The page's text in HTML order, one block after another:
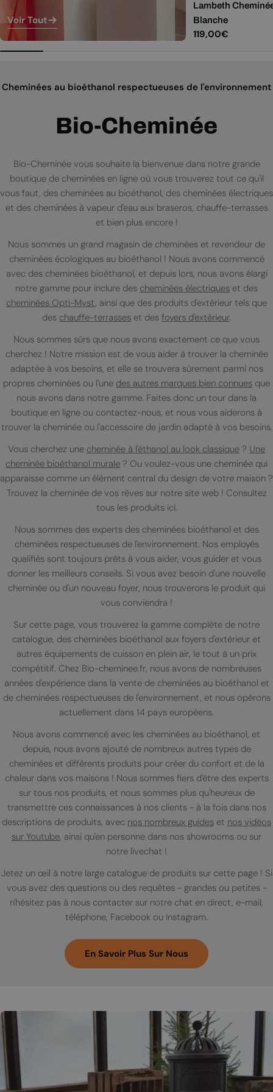
Voir Tout
Lambeth
Blanche
Prix
119,00€
Cheminées au bioéthanol respectueuses de l'environnement
Bio-Cheminée
Bio-Cheminée vous souhaite la bienvenue dans notre grande
boutique de cheminées en ligne où vous trouverez tout ce qu'il
vous faut, des cheminées au bioéthanol, des cheminées électriques
et des cheminées à vapeur d'eau aux braseros, chauffe-terrasses
et bien plus encore !
Nous sommes un grand magasin de cheminées et revendeur de
cheminées écologiques au bioéthanol ! Nous avons commencé
avec des cheminées bioéthanol, et depuis lors, nous avons élargi
notre gamme pour inclure des cheminées électriques et des
cheminées Opti-Myst, ainsi que des produits d'extérieur tels que
des chauffe-terrasses et des foyers d'extérieur.
Nous sommes sûrs que nous avons exactement ce que vous
cherchez ! Notre mission est de vous aider à trouver la cheminée
adaptée à vos besoins, et elle se trouvera sûrement parmi nos
propres cheminées ou l'une des autres marques bien connues que
nous avons dans notre gamme. Faites donc un tour dans la
boutique en ligne ou contactez-nous, et nous vous aiderons à
trouver la cheminée ou l'accessoire de jardin adapté à vos besoins.
Vous cherchez une cheminée à l'éthanol au look classique ? Une
cheminée bioéthanol murale ? Ou voulez-vous une cheminée qui
apparaisse comme un élément central du design de votre maison ?
Trouvez la cheminée de vos rêves sur notre site web ! Consultez
tous les produits ici.
Nous sommes des experts des cheminées bioéthanol et des
cheminées respectueuses de l'environnement. Nos employés
qualifiés sont toujours prêts à vous aider, vous guider et vous
donner les meilleurs conseils. Si vous avez besoin d'une nouvelle
cheminée ou d'un nouveau foyer, nous trouverons le produit qui
vous conviendra !
Sur cette page, vous trouverez la gamme complète de notre
catalogue, des cheminées bioéthanol aux foyers d'extérieur et
autres équipements de cuisson en plein air, le tout à un prix
compétitif. Chez Bio-cheminee.fr, nous avons de nombreuses
années d'expérience dans la vente de cheminées au bioéthanol et
de cheminées respectueuses de l'environnement, et nous opérons
actuellement dans 14 pays européens.
Nous avons commencé avec les cheminées au bioéthanol, et
depuis, nous avons ajouté de nombreux autres types de
cheminées et différents produits pour créer du confort et de la
chaleur dans vos maisons ! Nous sommes fiers d'être des experts
sur tous nos produits, et nous sommes plus qu'heureux de
transmettre ces connaissances à nos clients - à la fois dans nos
descriptions de produits, avec nos nombreux guides et nos vidéos
sur Youtube, ainsi qu'en personne dans nos showrooms ou sur
notre livechat !
Jetez un œil à notre large catalogue de produits sur cette page ! Si
vous avez des questions ou des requêtes - grandes ou petites -
n'hésitez pas à nous contacter sur notre chat en direct, e-mail,
téléphone, Facebook ou Instagram.
En Savoir Plus Sur Nous